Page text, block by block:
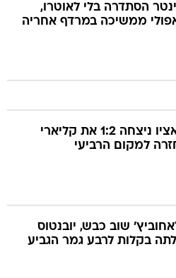
הסתדרה בלי לאוטרו,
ממשיכה במרדף אחריה
לאציו ניצחה 1:2 את קליארי
למקום הרביעי
שוב כבש, יובנטוס
בקלות לרבע גמר הגביע